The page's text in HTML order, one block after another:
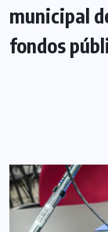
municipal
fondos